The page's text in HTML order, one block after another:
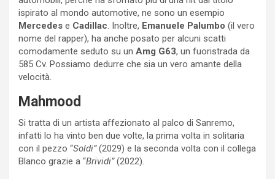
ispirato al mondo automotive, ne sono un esempio
Mercedes e Cadillac. Inoltre, Emanuele Palumbo (il vero
nome del rapper), ha anche posato per alcuni scatti
comodamente seduto su un Amg G63, un fuoristrada da
585 Cv. Possiamo dedurre che sia un vero amante della
velocità.
Mahmood
Si tratta di un artista affezionato al palco di Sanremo,
infatti lo ha vinto ben due volte, la prima volta in solitaria
con il pezzo “Soldi”(2029) e la seconda volta con il collega
Blanco grazie a “Brividi”(2022).